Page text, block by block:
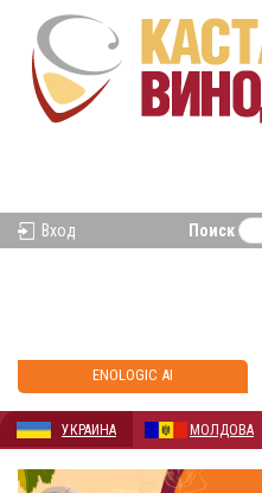
Вход Поиск
ENOLOGIC AI
УКРАИНА МОЛДОВА